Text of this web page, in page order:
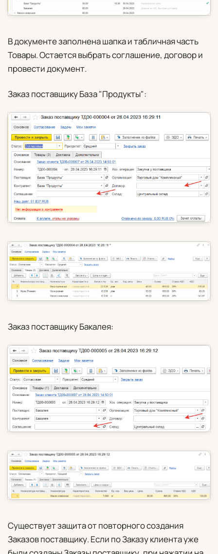
В документе заполнена шапка и табличная часть
Товары. Остается выбрать соглашение, договор и
провести документ.
Заказ поставщику База "Продукты":
Заказ поставщику Бакалея:
Существует защита от повторного создания
Заказов поставщику. Если по Заказу клиента уже